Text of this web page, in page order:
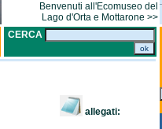
Benvenuti all'Ecomuseo del
Lago d'Orta e Mottarone >>
CERCA
allegati: